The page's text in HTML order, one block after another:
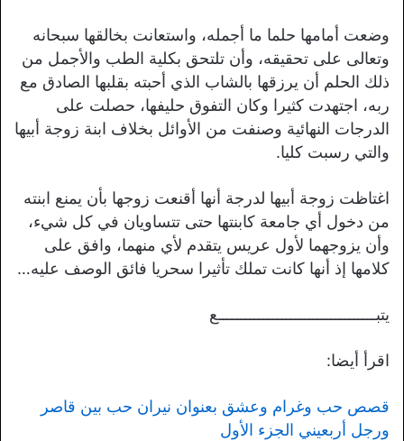
وضعت أمامها حلما ما أجمله، واستعانت بخالقها سبحانه
وتعالى على تحقيقه، وأن تلتحق بكلية الطب والأجمل من
ذلك الحلم أن يرزقها بالشاب الذي أحبته بقلبها الصادق مع
ربه، اجتهدت كثيرا وكان التفوق حليفها، حصلت على
الدرجات النهائية وصنفت من الأوائل بخلاف ابنة زوجة أبيها
والتي رسبت كليا.
اغتاظت زوجة أبيها لدرجة أنها أقنعت زوجها بأن يمنع ابنته
من دخول أي جامعة كابنتها حتى تتساويان في كل شيء،
وأن يزوجهما لأول عريس يتقدم لأي منهما، وافق على
كلامها إذ أنها كانت تملك تأثيرا سحريا فائق الوصف عليه…
يتبـــــــــــــــــــــــــــــــــــع
اقرأ أيضا:
قصص حب وغرام وعشق بعنوان نيران حب بين قاصر
ورجل أربعيني الجزء الأول